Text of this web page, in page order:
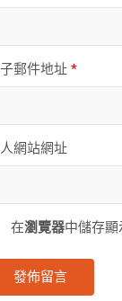
郵件地址*
網站網址
在瀏覽器中儲存